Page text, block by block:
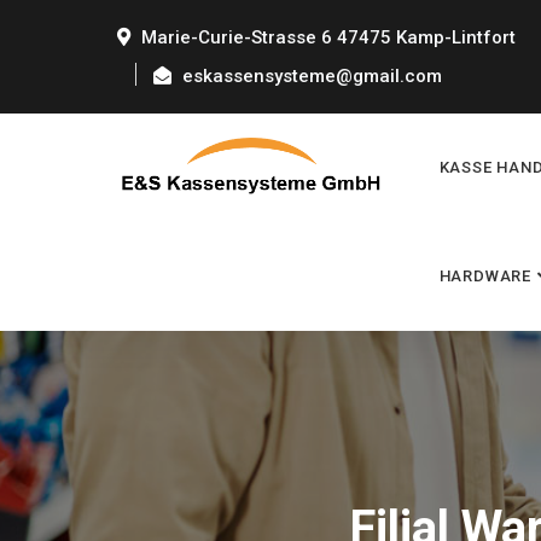
Marie-Curie-Strasse 6 47475 Kamp-Lintfort
eskassensysteme@gmail.com
KASSE
HARDWARE
Filial